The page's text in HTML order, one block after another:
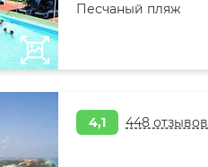
Песчаный пляж
4,1 448 отзывов